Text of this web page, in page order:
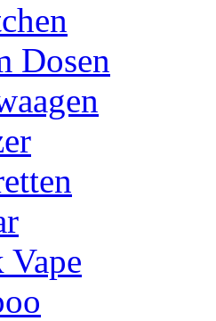
Dosen
Vape